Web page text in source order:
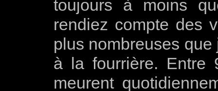
toujours à moins
rendiez compte des
plus nombreuses
à la fourrière. Entre
meurent